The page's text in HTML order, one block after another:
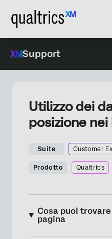
Support
Utilizzo dei
posizione
Suite Customer
Prodotto Qualtrics
Cosa puoi
pagina